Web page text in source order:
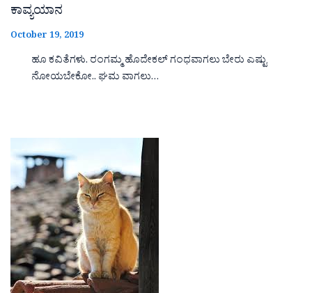
ಕಾವ್ಯಯಾನ
October 19, 2019
ಹೂ ಕವಿತೆಗಳು. ರಂಗಮ್ಮ ಹೊದೇಕಲ್ ಗಂಧವಾಗಲು ಬೇರು ಎಷ್ಟು
ನೋಯಬೇಕೋ.. ಘಮ ವಾಗಲು…